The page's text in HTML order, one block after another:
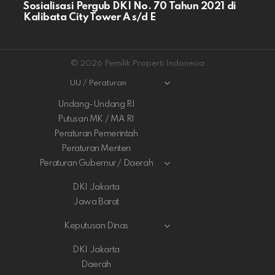
Sosialisasi Pergub DKI No. 70 Tahun 2021 di
Kalibata City Tower A s/d E
© 2026 Pemilik Properti Indonesia
UU / Peraturan
Undang-Undang RI
Putusan MK / MA RI
Peraturan Pemerintah
Peraturan Menteri
Peraturan Gubernur / Daerah
DKI Jakarta
Jawa Barat
Keputusan Dinas
DKI Jakarta
Daerah